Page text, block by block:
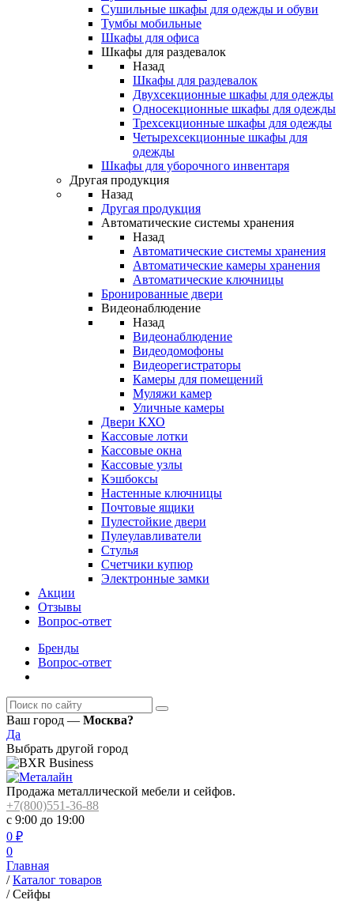
Сушильные шкафы для одежды и обуви
Тумбы мобильные
Шкафы для офиса
Шкафы для раздевалок
Назад
Шкафы для раздевалок
Двухсекционные шкафы для одежды
Односекционные шкафы для одежды
Трехсекционные шкафы для одежды
Четырехсекционные шкафы для
одежды
Шкафы для уборочного инвентаря
Другая продукция
Назад
Другая продукция
Автоматические системы хранения
Назад
Автоматические системы хранения
Автоматические камеры хранения
Автоматические ключницы
Бронированные двери
Видеонаблюдение
Назад
Видеонаблюдение
Видеодомофоны
Видеорегистраторы
Камеры для помещений
Муляжи камер
Уличные камеры
Двери КХО
Кассовые лотки
Кассовые окна
Кассовые узлы
Кэшбоксы
Настенные ключницы
Почтовые ящики
Пулестойкие двери
Пулеулавливатели
Стулья
Счетчики купюр
Электронные замки
Акции
Отзывы
Вопрос-ответ
Бренды
Вопрос-ответ
Ваш город — Москва?
Да
Выбрать другой город
Продажа металлической мебели и сейфов.
+7(800)551-36-88
с 9:00 до 19:00
0 ₽
0
Главная
/ Каталог товаров
/ Сейфы